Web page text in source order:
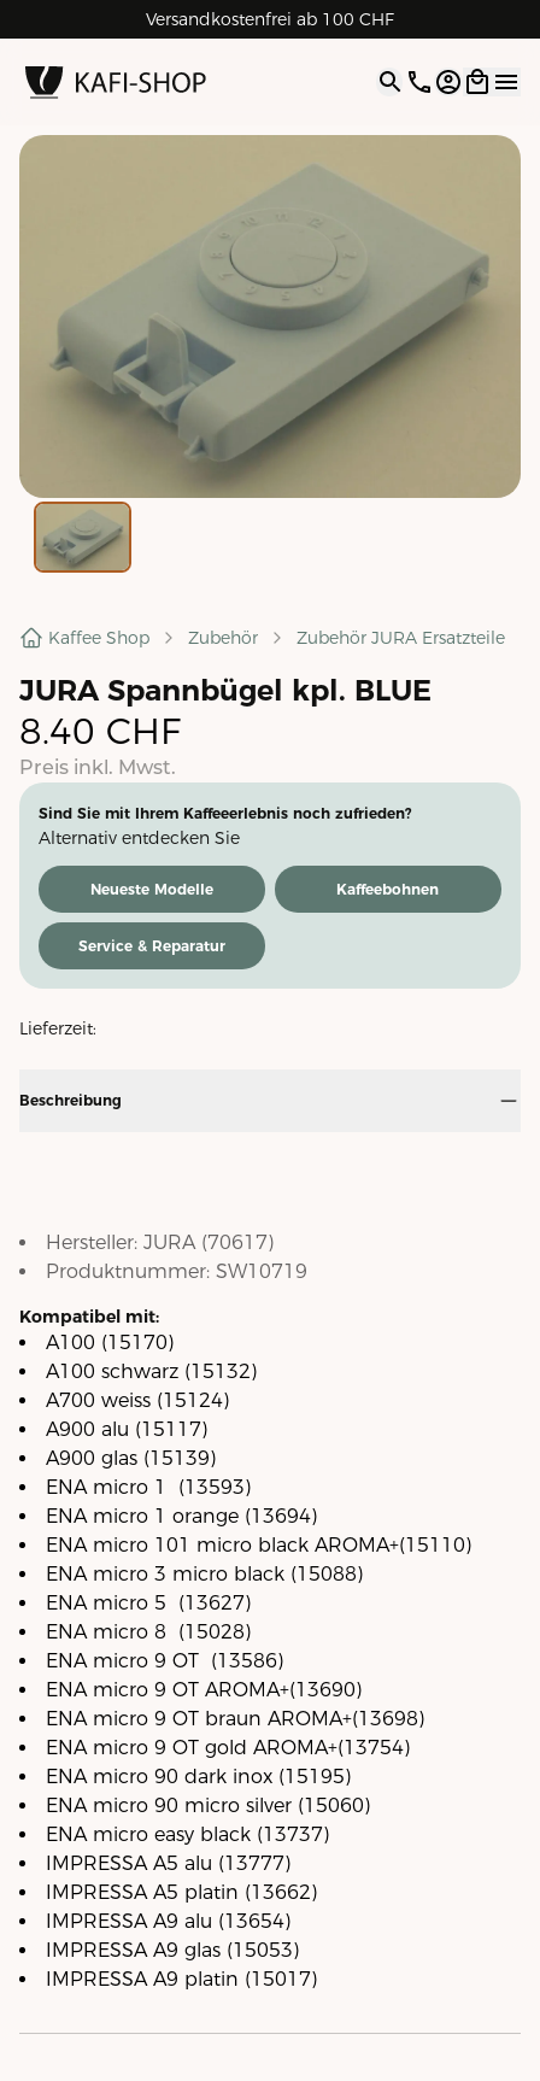
Versandkostenfrei ab 100 CHF
4.9| 5.0 Google
Open
Kaffee Shop Zubehör Zubehör JURA Ersatzteile
JURA Spannbügel kpl. BLUE
8.40 CHF
Preis inkl. Mwst.
Sind Sie mit Ihrem Kaffeeerlebnis noch zufrieden?
Alternativ entdecken Sie
Neueste Modelle Kaffeebohnen
Service & Reparatur
Lieferzeit:
Beschreibung
Hersteller: JURA(70617)
Produktnummer: SW10719
Kompatibel mit:
A100 (15170)
A100 schwarz (15132)
A700 weiss (15124)
A900 alu (15117)
A900 glas (15139)
ENA micro 1 (13593)
ENA micro 1 orange (13694)
ENA micro 101 micro black AROMA+(15110)
ENA micro 3 micro black (15088)
ENA micro 5 (13627)
ENA micro 8 (15028)
ENA micro 9 OT (13586)
ENA micro 9 OT AROMA+(13690)
ENA micro 9 OT braun AROMA+(13698)
ENA micro 9 OT gold AROMA+(13754)
ENA micro 90 dark inox (15195)
ENA micro 90 micro silver (15060)
ENA micro easy black (13737)
IMPRESSA A5 alu (13777)
IMPRESSA A5 platin (13662)
IMPRESSA A9 alu (13654)
IMPRESSA A9 glas (15053)
IMPRESSA A9 platin (15017)